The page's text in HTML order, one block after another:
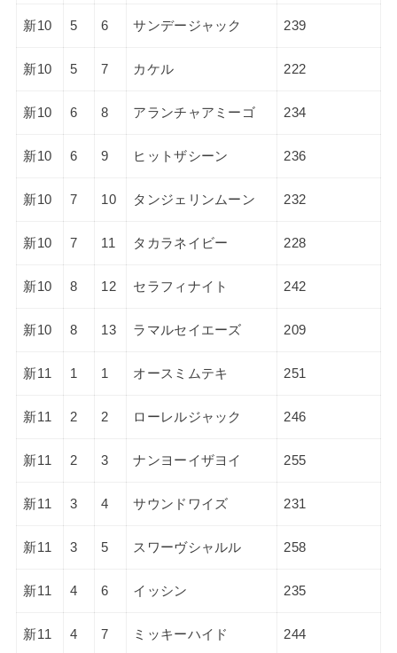
新10 5 6 サンデージャック 239
新10 5 7 カケル 222
新10 6 8 アランチャアミーゴ 234
新10 6 9 ヒットザシーン 236
新10 7 10 タンジェリンムーン 232
新10 7 11 タカラネイビー 228
新10 8 12 セラフィナイト 242
新10 8 13 ラマルセイエーズ 209
新11 1 1 オースミムテキ 251
新11 2 2 ローレルジャック 246
新11 2 3 ナンヨーイザヨイ 255
新11 3 4 サウンドワイズ 231
新11 3 5 スワーヴシャルル 258
新11 4 6 イッシン 235
新11 4 7 ミッキーハイド 244